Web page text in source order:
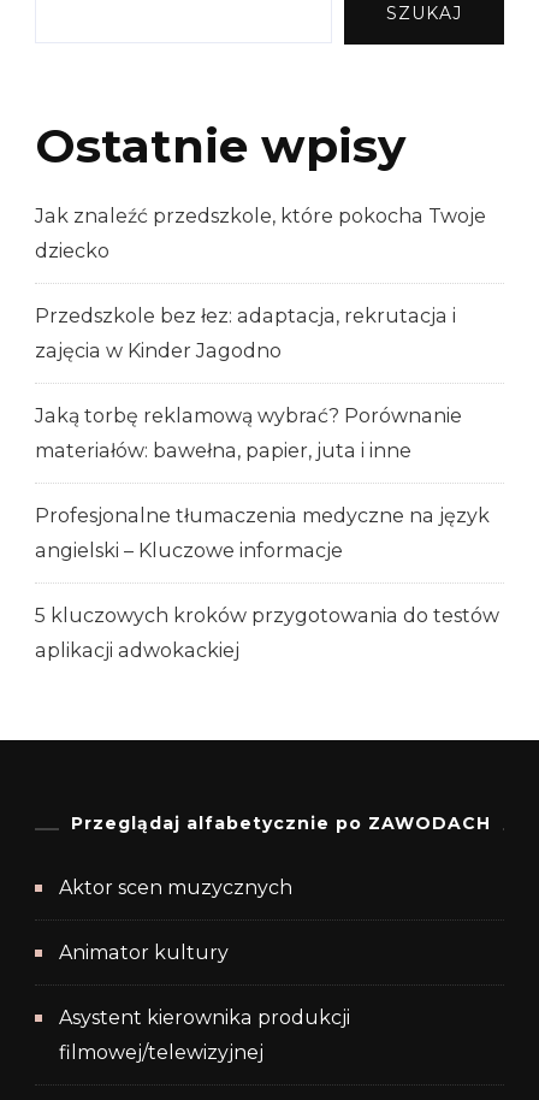
SZUKAJ
Ostatnie wpisy
Jak znaleźć przedszkole, które pokocha Twoje
dziecko
Przedszkole bez łez: adaptacja, rekrutacja i
zajęcia w Kinder Jagodno
Jaką torbę reklamową wybrać? Porównanie
materiałów: bawełna, papier, juta i inne
Profesjonalne tłumaczenia medyczne na język
angielski – Kluczowe informacje
5 kluczowych kroków przygotowania do testów
aplikacji adwokackiej
Przeglądaj alfabetycznie po ZAWODACH
Aktor scen muzycznych
Animator kultury
Asystent kierownika produkcji
filmowej/telewizyjnej